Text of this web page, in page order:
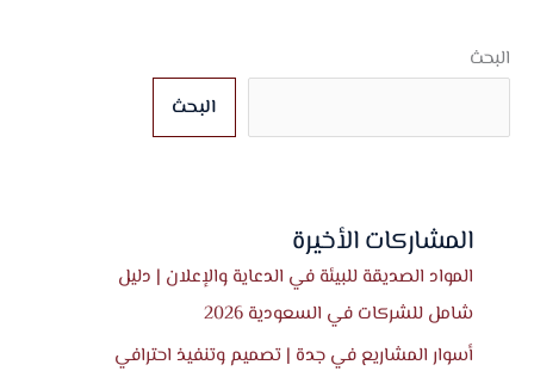
البحث
البحث
المشاركات الأخيرة
المواد الصديقة للبيئة في الدعاية والإعلان | دليل
شامل للشركات في السعودية 2026
أسوار المشاريع في جدة | تصميم وتنفيذ احترافي